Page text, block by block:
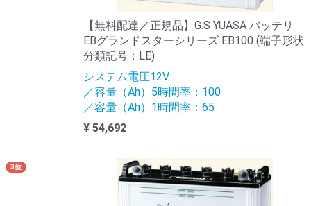
【無料配達／正規品】G.S YUASA バッテリ
EBグランドスターシリーズ EB100 (端子形状
分類記号：LE)
システム電圧12V
／容量（Ah）5時間率：100
／容量（Ah）1時間率：65
¥ 54,692
3位